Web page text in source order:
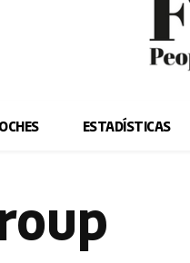
ESTADÍSTICAS